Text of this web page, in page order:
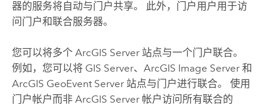
器的服务将自动与门户共享。 此外，门户用户用于访
问门户和联合服务器。
您可以将多个 ArcGIS Server站点与一个门户联合。
例如，您可以将 GIS Server、 ArcGIS Image Server和
ArcGIS GeoEvent Server站点与门户进行联合。 使用
门户帐户而非 ArcGIS Server帐户访问所有联合的